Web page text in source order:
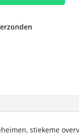
stiekeme